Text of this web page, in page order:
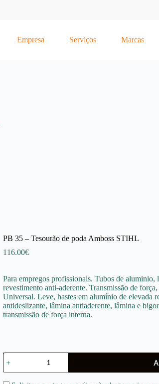
Empresa Serviços Marcas
PB 35 – Tesourão de poda Amboss STIHL
116.00€
Para empregos profissionais. Tubos de
revestimento anti-aderente. Transmissão de
Universal. Leve, hastes em alumínio de elevada
antideslizante, lâmina antiaderente, lâmina e
transmissão de força interna.
Quantidade
de
PB
35